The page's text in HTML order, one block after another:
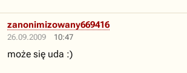
26.09.2009 10:47
zanonimizowany669416
może się uda :)